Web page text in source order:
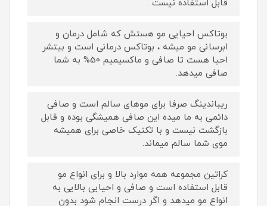
قابل استفاده نیست .
بوتاکس احیایی مو هستش که شامل درمان و
ابرسانی مو میشه ، بوتاکس درمانی است و بیتشر
احیا هست تا صافی و ماکسیمیم 50% به شما
صافی میدهد.
ریباندینگ صرفا برای موهای سالم است و صافی
دائمی به ما میده این صافی همیشگی بوده و قابل
بازگشت نیست و با تکنیک خاصی برای همیشه
موی شما سالم میماند.
کراتین مجموعه همه موارد بالا و برای انواع مو
قابل استفاده است و صافی و احیایی بالایی به
انواع مو میدهد و اگر درست انجام شود بدون